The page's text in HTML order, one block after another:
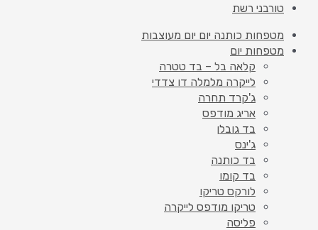
טורבני רשת
מטפחות כותנה יום יום מעוצבות
מטפחות יום
קלאה בל – בד טטרה
לייקרה מלמלה דו צדדי
ג'קרד תחרה
אריג מודפס
בד גובלן
ג'ינס
בד כותנה
בד קומו
לורקס טריקו
טריקו מודפס לייקרה
פליסה